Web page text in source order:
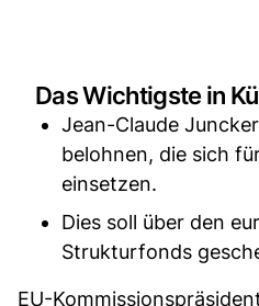
Das Wichtigste in
Jean-Claude
belohnen, die sich
einsetzen.
Dies soll über den
Strukturfonds
EU-